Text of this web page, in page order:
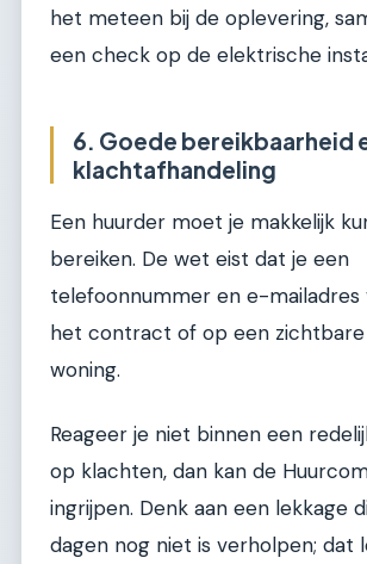
het meteen bij de oplevering,
een check op de elektrische
6. Goede bereikbaarheid
klachtafhandeling
Een huurder moet je makkelijk
bereiken. De wet eist dat je een
telefoonnummer en e-
het contract of op een
woning.
Reageer je niet binnen een
op klachten, dan kan de
ingrijpen. Denk aan een lekkage
dagen nog niet is verholpen; dat